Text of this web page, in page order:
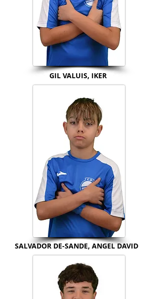
GIL VALUIS, IKER
SALVADOR DE-SANDE, ANGEL DAVID